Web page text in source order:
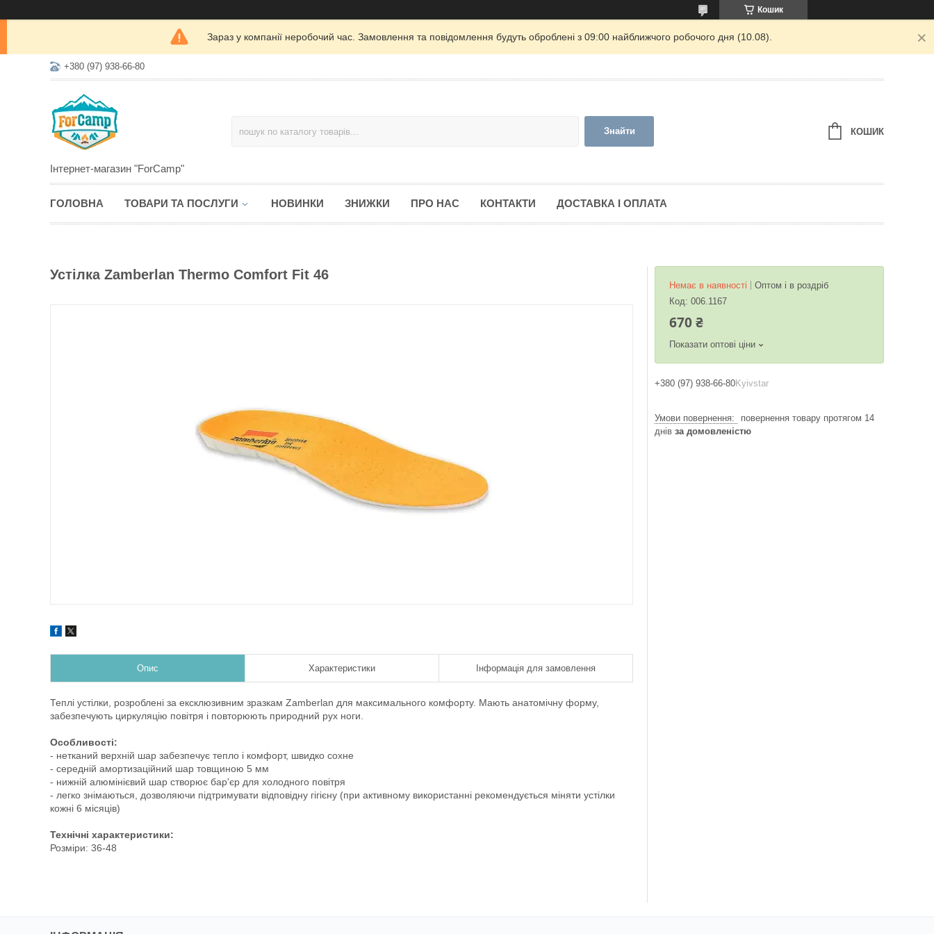
Кошик
Зараз у компанії неробочий час. Замовлення та повідомлення будуть оброблені з 09:00 найближчого робочого дня (10.08).
+380 (97) 938-66-80
Інтернет-магазин "ForCamp"
Знайти КОШИК
ГОЛОВНА ТОВАРИ ТА ПОСЛУГИ НОВИНКИ ЗНИЖКИ ПРО НАС КОНТАКТИ ДОСТАВКА І ОПЛАТА
Устілка Zamberlan Thermo Comfort Fit 46
Опис Характеристики Інформація для замовлення
Теплі устілки, розроблені за ексклюзивним зразкам Zamberlan для максимального комфорту. Мають анатомічну форму,
забезпечують циркуляцію повітря і повторюють природний рух ноги.
Особливості:
- нетканий верхній шар забезпечує тепло і комфорт, швидко сохне
- середній амортизаційний шар товщиною 5 мм
- нижній алюмінієвий шар створює бар'єр для холодного повітря
- легко знімаються, дозволяючи підтримувати відповідну гігієну (при активному використанні рекомендується міняти устілки
кожні 6 місяців)
Технічні характеристики:
Розміри: 36-48
Немає в наявності
Оптом і в роздріб
Код: 006.1167
670 ₴
Показати оптові ціни
+380 (97) 938-66-80Kyivstar
повернення товару протягом 14
днів за домовленістю